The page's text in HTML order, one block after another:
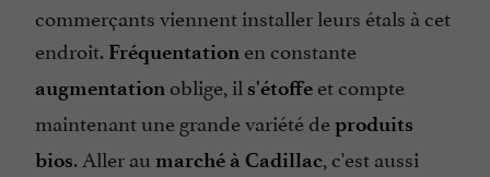
commerçants viennent installer leurs étals à cet
endroit. Fréquentation en constante
augmentation oblige, il s'étoffe et compte
maintenant une grande variété deproduits
bios. Aller au marché à Cadillac, c'est aussi